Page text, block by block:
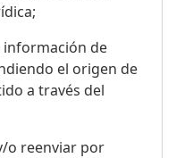
información de
el origen de
a través del
o reenviar por